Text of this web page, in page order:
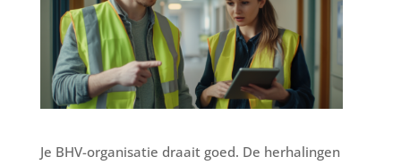
Je BHV-organisatie draait goed. De herhalingen